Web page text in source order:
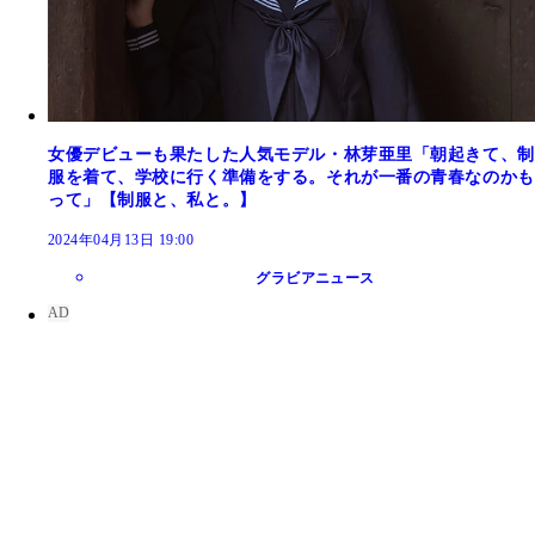
女優デビューも果たした人気モデル・林芽亜里「朝起きて、制
服を着て、学校に行く準備をする。それが一番の青春なのかも
って」【制服と、私と。】
2024年04月13日 19:00
グラビアニュース